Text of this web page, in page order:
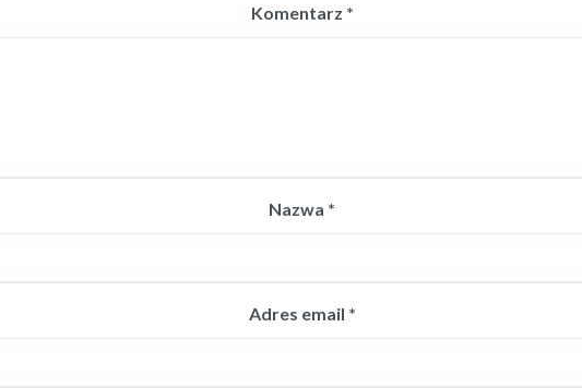
Komentarz *
Nazwa *
Adres email *